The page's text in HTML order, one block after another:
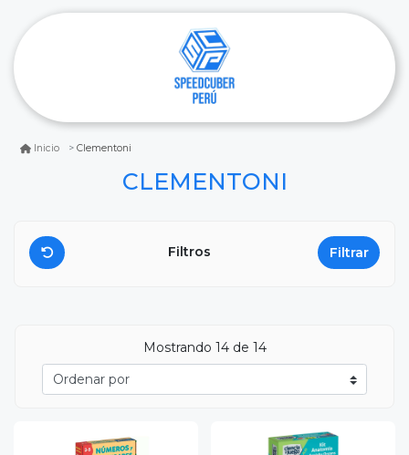
Inicio Clementoni
CLEMENTONI
Filtros Filtrar
Mostrando 14de 14